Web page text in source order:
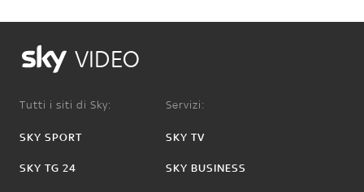
VIDEO
Tutti i siti di Sky:
SKY SPORT
SKY TG 24
Servizi:
SKY TV
SKY BUSINESS